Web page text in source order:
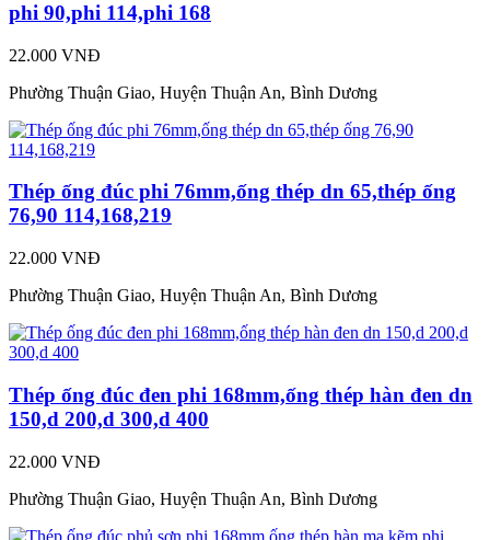
phi 90,phi 114,phi 168
22.000 VNĐ
Phường Thuận Giao, Huyện Thuận An, Bình Dương
Thép ống đúc phi 76mm,ống thép dn 65,thép ống
76,90 114,168,219
22.000 VNĐ
Phường Thuận Giao, Huyện Thuận An, Bình Dương
Thép ống đúc đen phi 168mm,ống thép hàn đen dn
150,d 200,d 300,d 400
22.000 VNĐ
Phường Thuận Giao, Huyện Thuận An, Bình Dương